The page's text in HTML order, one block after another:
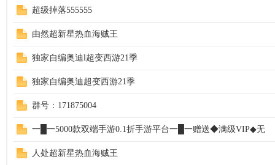
超级掉落555555
由然超新星热血海贼王
独家自编奥迪l超变西游21季
独家自编奥迪超变西游21季
群号：171875004
一█一5000款双端手游0.1折手游平台一█一赠送◆满级VIP◆无
人处超新星热血海贼王